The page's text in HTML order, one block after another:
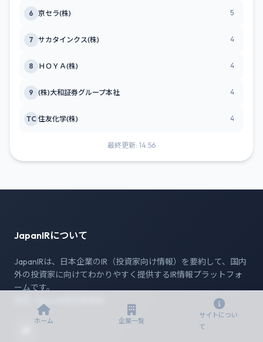
6 京セラ(株) 5
7 サカタインクス(株) 4
8 ＨＯＹＡ(株) 4
9 (株)大和証券グループ本社 4
TC 住友化学(株) 4
最終更新: 14:56
JapanIRについて
JapanIRは、日本企業のIR（投資家向け情報）を要約して、国内
外の投資家に向けてわかりやすく提供するIR情報プラットフォ
ームです。
ホーム 企業一覧
サイトについ
て